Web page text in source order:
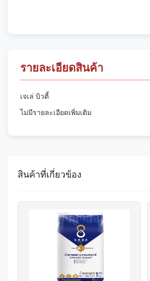
รายละเอียดสินค้า
เจเล่ บิวตี้
ไม่มีรายละเอียดเพิ่มเติม
สินค้าที่เกี่ยวข้อง